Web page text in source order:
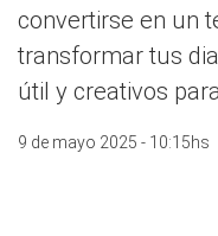
convertirse en un
transformar tus
útil y creativos
9 de mayo 2025 - 10:15hs